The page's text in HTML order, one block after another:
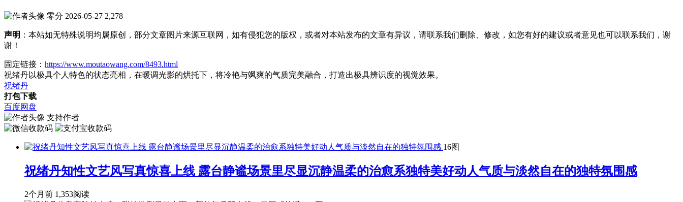
零分 2026-05-27 2,278
声明 ：本站如无特殊说明均属原创，部分文章图片来源互联网，如有侵犯您的版权，或者对本站发布的文章有异议，请联系我们删除、修改，如您有好的建议或者意见也可以联系我们，谢
谢！
固定链接： https://www.moutaowang.com/8493.html
祝绪丹以极具个人特色的状态亮相，在暖调光影的烘托下，将冷艳与飒爽的气质完美融合，打造出极具辨识度的视觉效果。
祝绪丹
打包下载
百度网盘
支持作者
16图
祝绪丹知性文艺风写真惊喜上线 露台静谧场景里尽显沉静温柔的治愈系独特美好动人气质与淡然自在的独特氛围感
2个月前 1,353阅读